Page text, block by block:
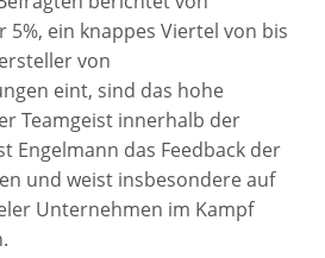
ein knappes Viertel von bis
von
eint, sind das hohe
Teamgeist innerhalb der
Engelmann das Feedback der
und weist insbesondere auf
Unternehmen im Kampf